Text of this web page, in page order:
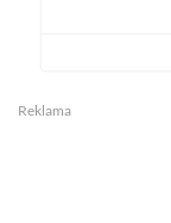
Reklama